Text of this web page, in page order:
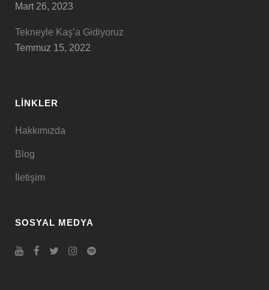
Mart 26, 2023
Tekneyle Kaş’a Gidiyoruz
Temmuz 15, 2022
LINKLER
Hakkımızda
Blog
İletişim
SOSYAL MEDYA